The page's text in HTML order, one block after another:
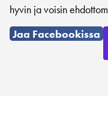
hyvin ja voisin
Jaa Facebookissa